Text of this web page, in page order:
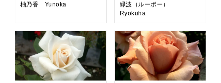
柚乃香 Yunoka
緑波（ルーポー）
Ryokuha